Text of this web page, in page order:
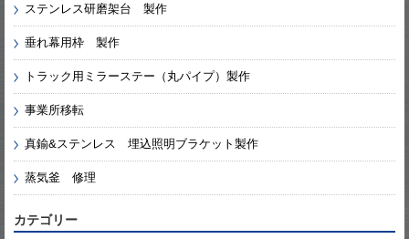
ステンレス研磨架台 製作
垂れ幕用枠 製作
トラック用ミラーステー（丸パイプ）製作
事業所移転
真鍮&ステンレス 埋込照明ブラケット製作
蒸気釜 修理
カテゴリー